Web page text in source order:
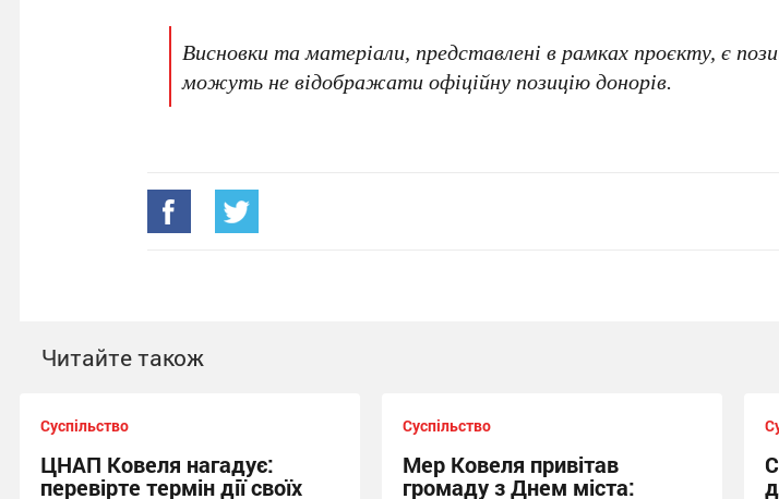
Висновки та матеріали, представлені в рамках проєкту, є
можуть не відображати офіційну позицію донорів.
Читайте також
Суспільство
ЦНАП Ковеля нагадує:
перевірте термін дії своїх
Суспільство
Мер Ковеля привітав
громаду з Днем міста: